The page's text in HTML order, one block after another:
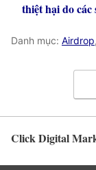
thiệt hại do
Danh mục: Airdrop,
Click Digital